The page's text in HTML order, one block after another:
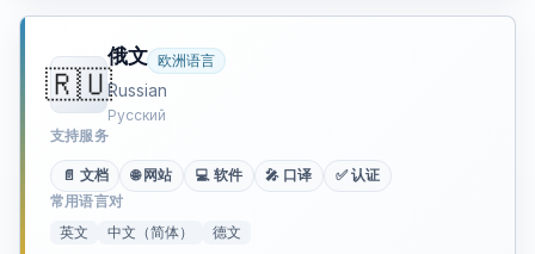
🇷🇺
俄文 欧洲语言
Russian
Русский
支持服务
📄 文档 🌐 网站 💻 软件 🎤 口译 ✅ 认证
常用语言对
英文
中文（简体） 德文